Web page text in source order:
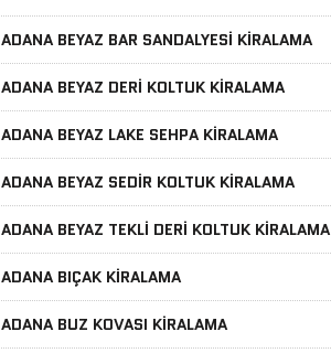
ADANA BEYAZ BAR SANDALYESI KIRALAMA
ADANA BEYAZ DERI KOLTUK KIRALAMA
ADANA BEYAZ LAKE SEHPA KIRALAMA
ADANA BEYAZ SEDIR KOLTUK KIRALAMA
ADANA BEYAZ TEKLI DERI KOLTUK KIRALAMA
ADANA BIÇAK KIRALAMA
ADANA BUZ KOVASI KIRALAMA